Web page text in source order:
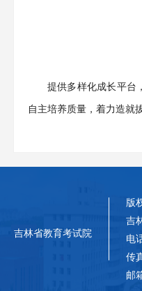
提供多样化成长平台
自主培养质量，着力造就
吉林省教育考试院
版
吉
电
传
邮